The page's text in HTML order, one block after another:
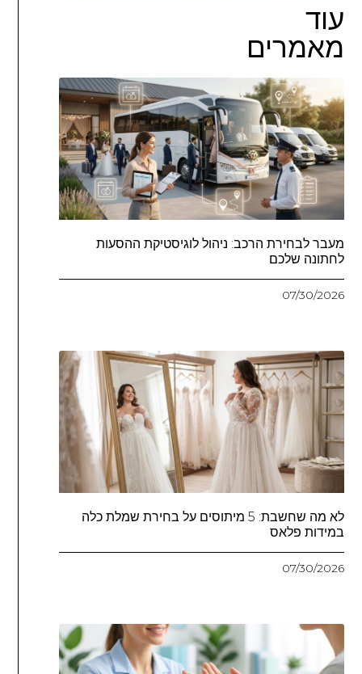
עוד
מאמרים
מעבר לבחירת הרכב: ניהול לוגיסטיקת ההסעות
לחתונה שלכם
07/30/2026
לא מה שחשבת: 5 מיתוסים על בחירת שמלת כלה
במידות פלאס
07/30/2026